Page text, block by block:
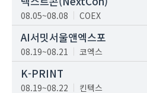
08.05~08.08 COEX
AI서밋서울앤엑스포
08.19~08.21 코엑스
K-PRINT
08.19~08.22 킨텍스